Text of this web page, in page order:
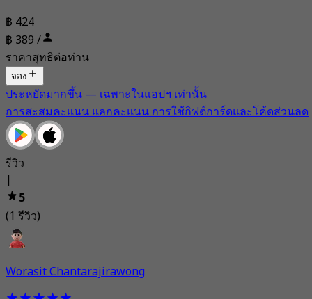
฿ 424
฿ 389 /
ราคาสุทธิต่อท่าน
จอง
ประหยัดมากขึ้น — เฉพาะในแอปฯ เท่านั้น
การสะสมคะแนน แลกคะแนน การใช้กิฟต์การ์ดและโค้ดส่วนลด
รีวิว
|
5
(1 รีวิว)
Worasit Chantarajirawong